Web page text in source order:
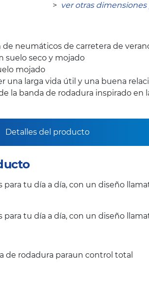
> ver otras
de neumáticos de carretera de
suelo seco y mojado
mojado
una larga vida útil y una buena
la banda de rodadura inspirado en
Detalles del producto
para tu día a día, con un diseño
para tu día a día, con un diseño
de rodadura paraun control total